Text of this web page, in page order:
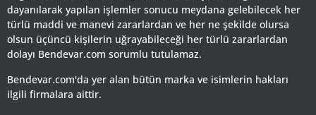
dayanılarak yapılan işlemler sonucu meydana gelebilecek her
türlü maddi ve manevi zararlardan ve her ne şekilde olursa
olsun üçüncü kişilerin uğrayabileceği her türlü zararlardan
dolayı Bendevar.com sorumlu tutulamaz.
Bendevar.com'da yer alan bütün marka ve isimlerin hakları
ilgili firmalara aittir.